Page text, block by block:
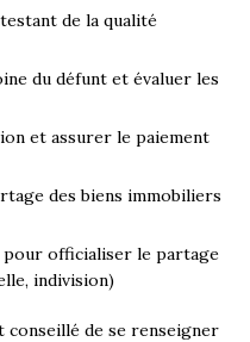
de la qualité
du défunt et évaluer les
et assurer le paiement
des biens immobiliers
pour officialiser le partage
indivision)
de se renseigner